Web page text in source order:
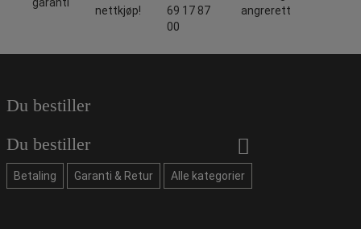
nettkjøp!
69 17 87
00
angrerett
Du bestiller
Du bestiller
Betaling Garanti & Retur Alle kategorier